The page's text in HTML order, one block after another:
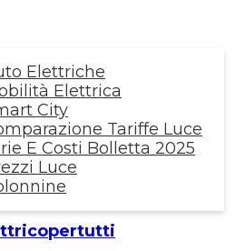
Elettriche
Elettrica
City
Tariffe Luce
E Costi Bolletta 2025
Luce